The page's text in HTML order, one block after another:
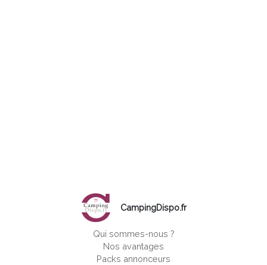
CampingDispo.fr
Qui sommes-nous ?
Nos avantages
Packs annonceurs